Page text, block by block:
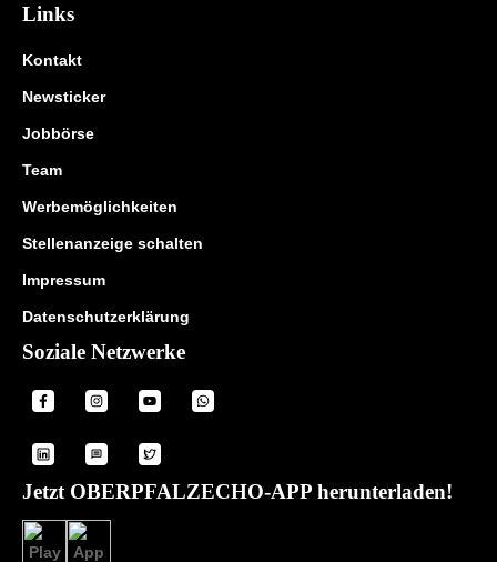
Links
Kontakt
Newsticker
Jobbörse
Team
Werbemöglichkeiten
Stellenanzeige schalten
Impressum
Datenschutzerklärung
Soziale Netzwerke
Jetzt OBERPFALZECHO-APP herunterladen!